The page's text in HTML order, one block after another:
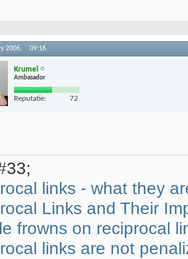
2006, 09:16
Krumel
Ambasador
Reputatie: 72
links - what they
Links and Their
frowns on reciprocal
links are not